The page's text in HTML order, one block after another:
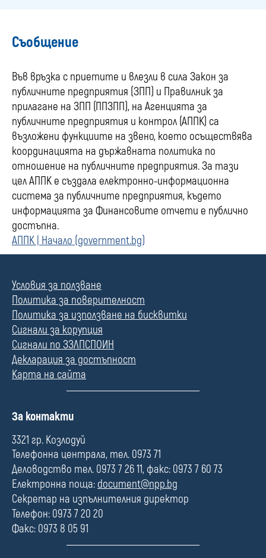
Съобщение
Във връзка с приетите и влезли в сила Закон за
публичните предприятия (ЗПП) и Правилник за
прилагане на ЗПП (ППЗПП), на Агенцията за
публичните предприятия и контрол (АППК) са
възложени функциите на звено, което осъществява
координацията на държавната политика по
отношение на публичните предприятия. За тази
цел АППК е създала електронно-информационна
система за публичните предприятия, където
информацията за Финансовите отчети е публично
достъпна.
АППК | Начало (government.bg)
Условия за ползване
Политика за поверителност
Политика за използване на бисквитки
Сигнали за корупция
Сигнали по ЗЗЛПСПОИН
Декларация за достъпност
Карта на сайта
П
л
е
За контакти
3321 гр. Козлодуй
Телефонна централа, тел. 0973 71
Деловодство тел. 0973 7 26 11, факс: 0973 7 60 73
Електронна поща: document@npp.bg
Секретар на изпълнителния директор
Телефон: 0973 7 20 20
Факс: 0973 8 05 91